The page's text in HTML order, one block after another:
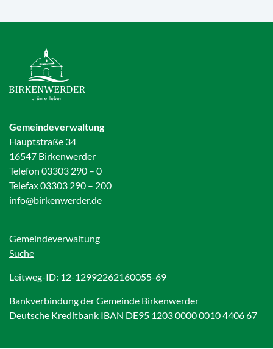
Gemeindeverwaltung
Hauptstraße 34
16547 Birkenwerder
Telefon 03303 290 – 0
Telefax 03303 290 – 200
info@birkenwerder.de
Gemeindeverwaltung
Suche
Leitweg-ID: 12-12992262160055-69
Bankverbindung der Gemeinde Birkenwerder
Deutsche Kreditbank IBAN DE95 1203 0000 0010 4406 67